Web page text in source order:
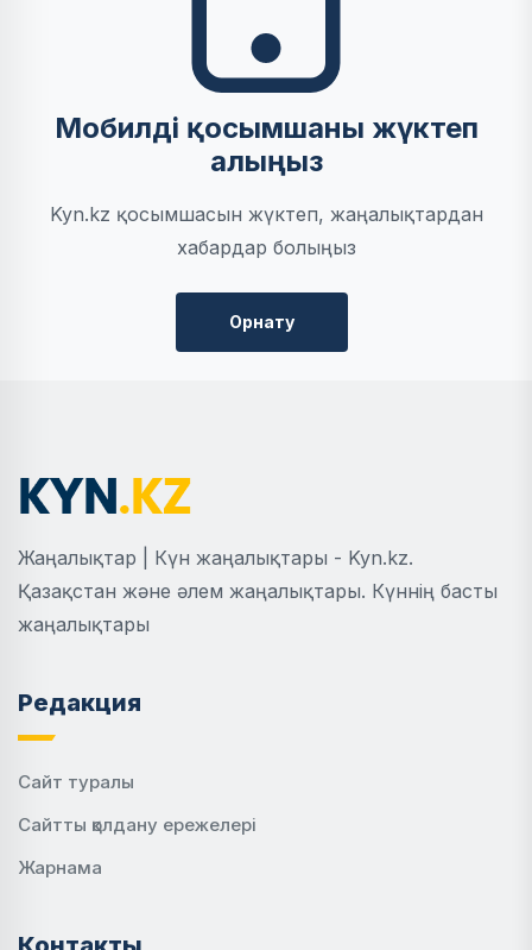
Мобилді қосымшаны жүктеп
алыңыз
Kyn.kz қосымшасын жүктеп, жаңалықтардан
хабардар болыңыз
Орнату
Жаңалықтар | Күн жаңалықтары - Kyn.kz.
Қазақстан және әлем жаңалықтары. Күннің басты
жаңалықтары
Редакция
Сайт туралы
Сайтты қолдану ережелері
Жарнама